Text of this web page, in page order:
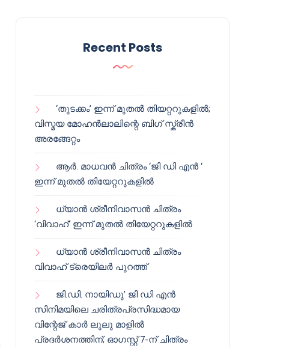
Recent Posts
‘തുടക്കം’ ഇന്ന് മുതൽ തിയറ്ററുകളിൽ;
വിസ്മയ മോഹൻലാലിന്റെ ബിഗ് സ്ക്രീൻ
അരങ്ങേറ്റം
ആർ. മാധവൻ ചിത്രം ‘ജി ഡി എൻ ‘
ഇന്ന് മുതൽ തിയേറ്ററുകളിൽ
ധ്യാൻ ശ്രീനിവാസൻ ചിത്രം
‘വിവാഹ്’ ഇന്ന് മുതൽ തിയേറ്ററുകളിൽ
ധ്യാൻ ശ്രീനിവാസൻ ചിത്രം
വിവാഹ് ട്രെയിലർ പുറത്ത്
ജി.ഡി. നായിഡു’ ജി ഡി എൻ
സിനിമയിലെ ചരിത്രപ്രസിദ്ധമായ
വിന്റേജ് കാർ ലുലു മാളിൽ
പ്രദർശനത്തിന്; ഓഗസ്റ്റ് 7-ന് ചിത്രം